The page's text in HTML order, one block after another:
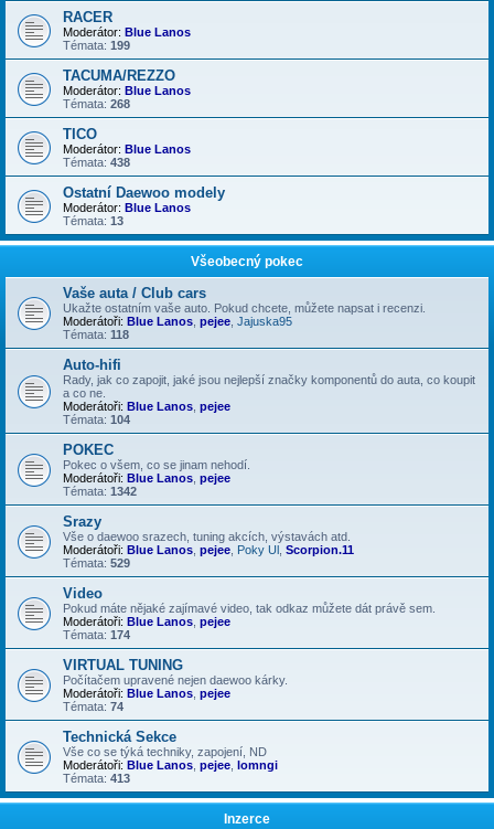
RACER
Moderátor: Blue Lanos
Témata: 199
TACUMA/REZZO
Moderátor: Blue Lanos
Témata: 268
TICO
Moderátor: Blue Lanos
Témata: 438
Ostatní Daewoo modely
Moderátor: Blue Lanos
Témata: 13
Všeobecný pokec
Vaše auta / Club cars
Ukažte ostatním vaše auto. Pokud chcete, můžete napsat i recenzi.
Moderátoři: Blue Lanos pejee Jajuska95
Témata: 118
Auto-hifi
Rady, jak co zapojit, jaké jsou nejlepší značky komponentů do auta, co koupit
a co ne.
Moderátoři: Blue Lanos pejee
Témata: 104
POKEC
Pokec o všem, co se jinam nehodí.
Moderátoři: Blue Lanos pejee
Témata: 1342
Srazy
Vše o daewoo srazech, tuning akcích, výstavách atd.
Moderátoři: Blue Lanos pejee Poky Ul Scorpion.11
Témata: 529
Video
Pokud máte nějaké zajímavé video, tak odkaz můžete dát právě sem.
Moderátoři: Blue Lanos pejee
Témata: 174
VIRTUAL TUNING
Počítačem upravené nejen daewoo kárky.
Moderátoři: Blue Lanos pejee
Témata: 74
Technická Sekce
Vše co se týká techniky, zapojení, ND
Moderátoři: Blue Lanos pejee lomngi
Témata: 413
Inzerce